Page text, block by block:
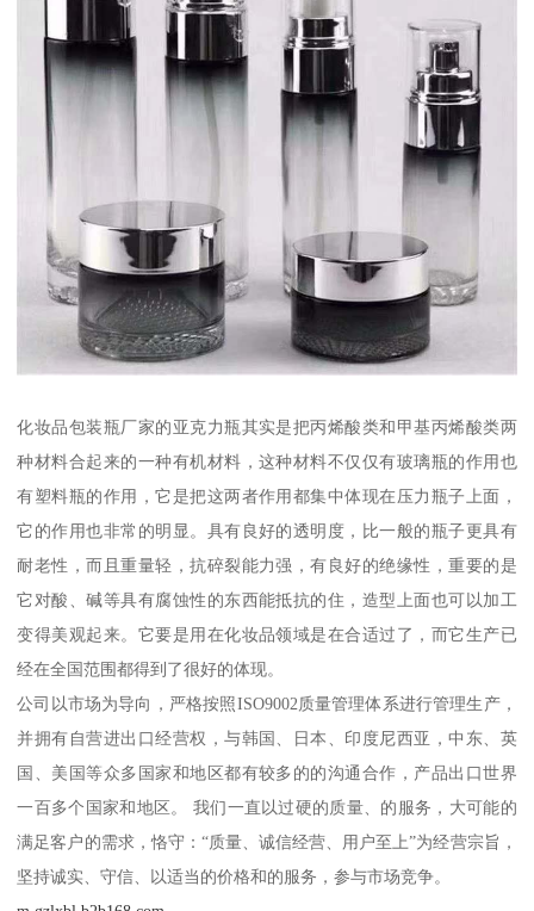
化妆品包装瓶厂家的亚克力瓶其实是把丙烯酸类和甲基丙烯酸类两
种材料合起来的一种有机材料，这种材料不仅仅有玻璃瓶的作用也
有塑料瓶的作用，它是把这两者作用都集中体现在压力瓶子上面，
它的作用也非常的明显。具有良好的透明度，比一般的瓶子更具有
耐老性，而且重量轻，抗碎裂能力强，有良好的绝缘性，重要的是
它对酸、碱等具有腐蚀性的东西能抵抗的住，造型上面也可以加工
变得美观起来。它要是用在化妆品领域是在合适过了，而它生产已
经在全国范围都得到了很好的体现。
公司以市场为导向，严格按照ISO9002质量管理体系进行管理生产，
并拥有自营进出口经营权，与韩国、日本、印度尼西亚，中东、英
国、美国等众多国家和地区都有较多的的沟通合作，产品出口世界
一百多个国家和地区。 我们一直以过硬的质量、的服务，大可能的
满足客户的需求，恪守：“质量、诚信经营、用户至上”为经营宗旨，
坚持诚实、守信、以适当的价格和的服务，参与市场竞争。